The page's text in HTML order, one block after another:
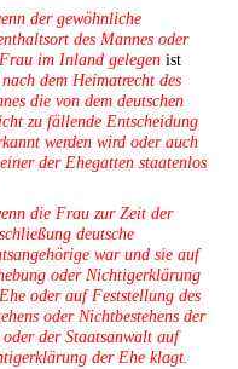
der gewöhnliche
des Mannes oder
im Inland gelegen ist
dem Heimatrecht des
die von dem deutschen
zu fällende Entscheidung
werden wird oder auch
der Ehegatten staatenlos
die Frau zur Zeit der
deutsche
war und sie auf
oder Nichtigerklärung
oder auf Feststellung des
oder Nichtbestehens der
oder der Staatsanwalt auf
der Ehe klagt.